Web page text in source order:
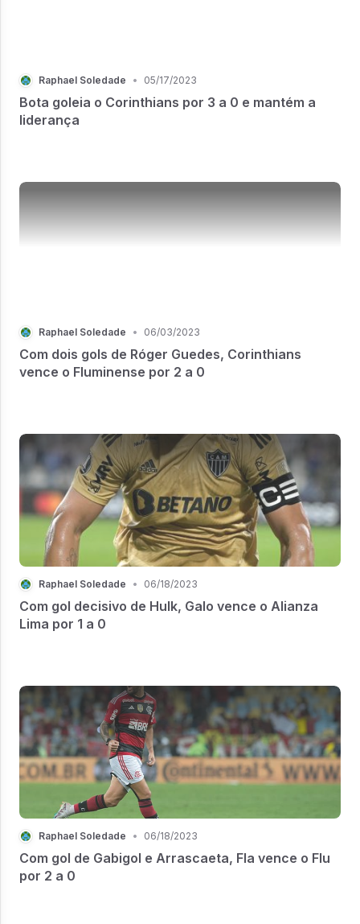
Raphael Soledade • 05/17/2023
Bota goleia o Corinthians por 3 a 0 e mantém a
liderança
Raphael Soledade • 06/03/2023
Com dois gols de Róger Guedes, Corinthians
vence o Fluminense por 2 a 0
Raphael Soledade • 06/18/2023
Com gol decisivo de Hulk, Galo vence o Alianza
Lima por 1 a 0
Raphael Soledade • 06/18/2023
Com gol de Gabigol e Arrascaeta, Fla vence o Flu
por 2 a 0